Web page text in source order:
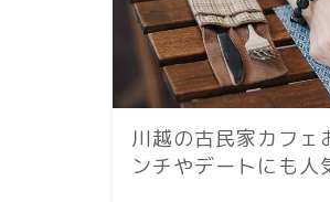
川越の古民家カフェ
ンチやデートにも人